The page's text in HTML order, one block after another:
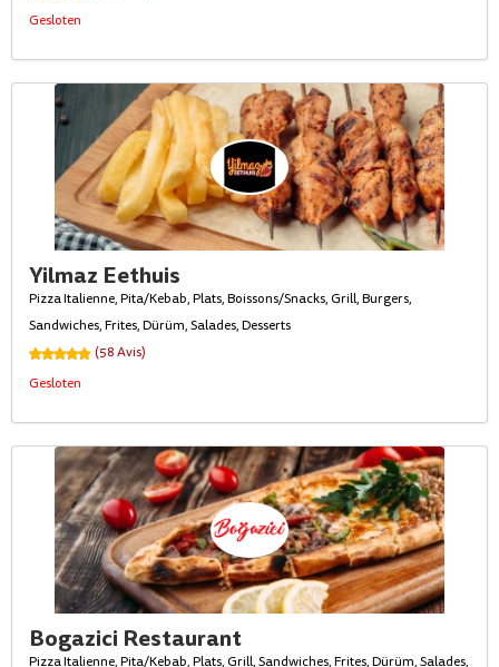
Gesloten
Yilmaz Eethuis
Pizza Italienne, Pita/Kebab, Plats, Boissons/Snacks, Grill, Burgers,
Sandwiches, Frites, Dürüm, Salades, Desserts
(58 Avis)
Gesloten
Bogazici Restaurant
Pizza Italienne, Pita/Kebab, Plats, Grill, Sandwiches, Frites, Dürüm, Salades,